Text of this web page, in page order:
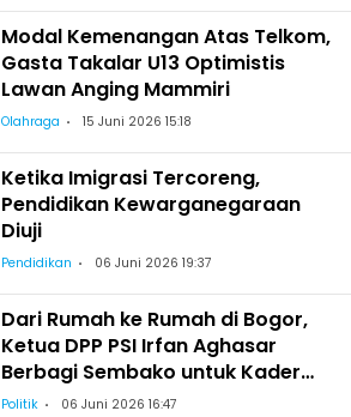
Modal Kemenangan Atas Telkom,
Gasta Takalar U13 Optimistis
Lawan Anging Mammiri
Olahraga 15 Juni 2026 15:18
Ketika Imigrasi Tercoreng,
Pendidikan Kewarganegaraan
Diuji
Pendidikan 06 Juni 2026 19:37
Dari Rumah ke Rumah di Bogor,
Ketua DPP PSI Irfan Aghasar
Berbagi Sembako untuk Kader
dan Warga
Politik 06 Juni 2026 16:47